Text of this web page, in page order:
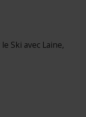
Ski avec Laine,